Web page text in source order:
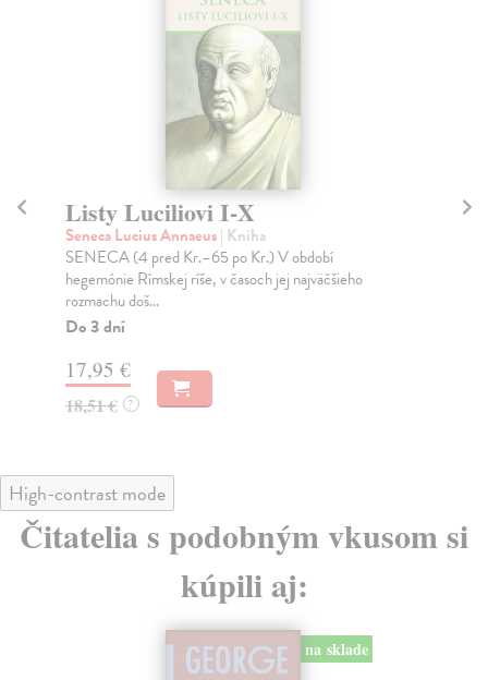
Listy Luciliovi XI-XX
Seneca Lucius Annaeus| Kniha
SENECA (4 pred Kr.–65 po Kr.) Filozofia, ktorú nám
Seneca podáva, jeho názory na božské otázky nám u...
Do 3 dní
18,51 € ?
High-contrast mode
Čitatelia s podobným vkusom si
kúpili aj:
E-KNIHA